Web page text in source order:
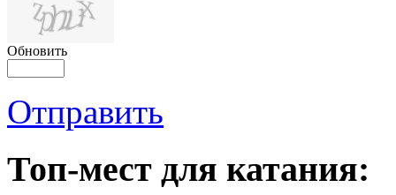
Обновить
Отправить
Топ-мест для катания: